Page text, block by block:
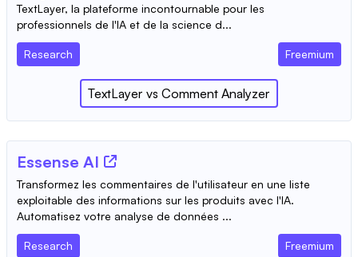
TextLayer, la plateforme incontournable pour les
professionnels de l'IA et de la science d...
Research Freemium
TextLayer vs Comment Analyzer
Essense AI
Transformez les commentaires de l'utilisateur en une liste
exploitable des informations sur les produits avec l'IA.
Automatisez votre analyse de données ...
Research Freemium